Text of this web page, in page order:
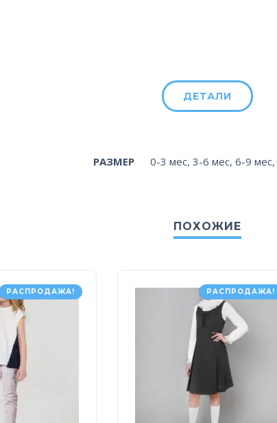
ДЕТАЛИ
РАЗМЕР 0-3 мес, 3-6 мес, 6-9 мес,
ПОХОЖИЕ
РАСПРОДАЖА! РАСПРОДАЖА!